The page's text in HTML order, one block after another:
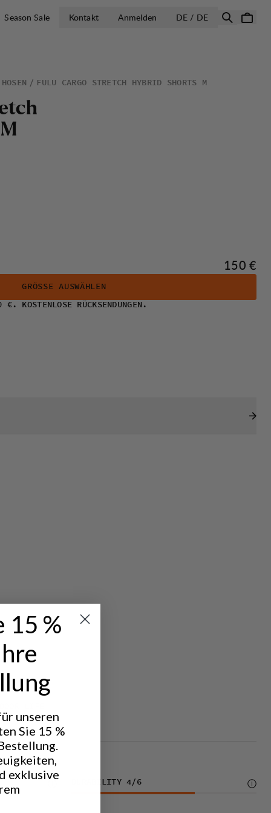
Season Sale Kontakt Anmelden DE / DELAND
FULU CARGO STRETCH HYBRID SHORTS M
tch
M
Preis:
150 €
GRÖSSE AUSWÄHLEN
KOSTENLOSE RÜCKSENDUNGEN.
DURABILITY 4/6
15 %
unseren
Sie 15 %
exklusive